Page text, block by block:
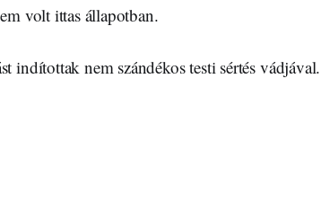
volt ittas állapotban.
indítottak nem szándékos testi sértés vádjával.